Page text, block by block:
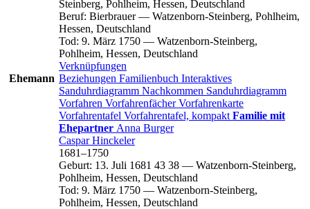
Ehemann
Steinberg, Pohlheim, Hessen, Deutschland
Beruf: Bierbrauer— Watzenborn-Steinberg, Pohlheim,
Hessen, Deutschland
Tod: 9. März 1750 — Watzenborn-Steinberg,
Pohlheim, Hessen, Deutschland
Verknüpfungen
Beziehungen Familienbuch Interaktives
Sanduhrdiagramm Nachkommen Sanduhrdiagramm
Vorfahren VorfahrenfächerVorfahrenkarte
Vorfahrentafel Vorfahrentafel, kompakt Familie mit
Ehepartner Anna Burger
CasparHinckeler
1681–1750
Geburt: 13. Juli 1681 43 38 — Watzenborn-Steinberg,
Pohlheim, Hessen, Deutschland
Tod: 9. März 1750 — Watzenborn-Steinberg,
Pohlheim, Hessen, Deutschland